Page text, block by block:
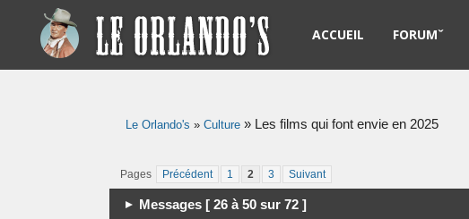
ACCUEIL FORUMˇ
Liste des
Le Orlando's »Culture » Les films qui font envie en 2025
Pages Précédent 1 2 3 Suivant
Messages [ 26 à 50 sur 72 ]